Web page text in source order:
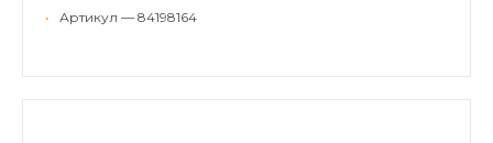
• Артикул — 84198164